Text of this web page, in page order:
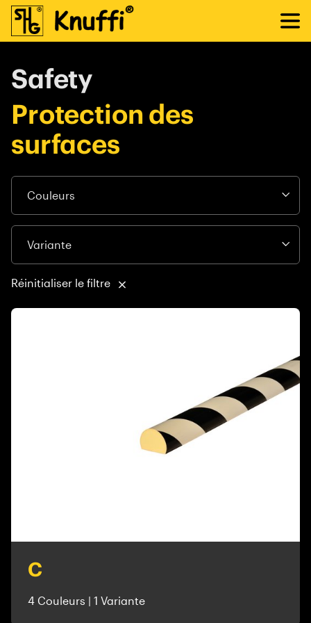
Safety
Protection des
surfaces
Réinitialiser le filtre
C
4 Couleurs | 1 Variante